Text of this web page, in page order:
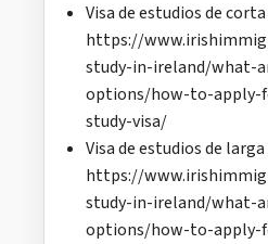
Visa de estudios de
https://
study-in-ireland/what-
options/how-to-apply-
study-visa/
Visa de estudios de
https://
study-in-ireland/what-
options/how-to-